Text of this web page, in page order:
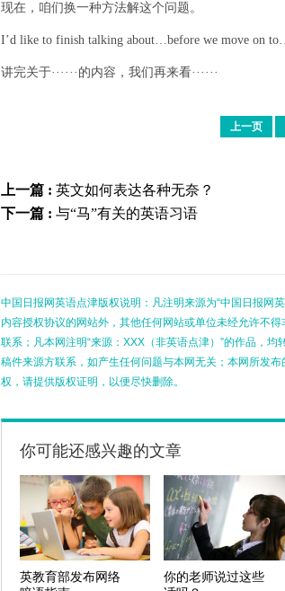
现在，咱们换一种方法解这个问题。
I’d like to finish talking about…before we move on
讲完关于······的内容，我们再来看······
上一页
上一篇 : 英文如何表达各种无奈？
下一篇 : 与“马”有关的英语习语
中国日报网英语点津版权说明：凡注明来源为“中国日报网
内容授权协议的网站外，其他任何网站或单位未经允许不
联系；凡本网注明“来源：XXX（非英语点津）”的作品，
稿件来源方联系，如产生任何问题与本网无关；本网所发
权，请提供版权证明，以便尽快删除。
你可能还感兴趣的文章
英教育部发布网络
你的老师说过这些